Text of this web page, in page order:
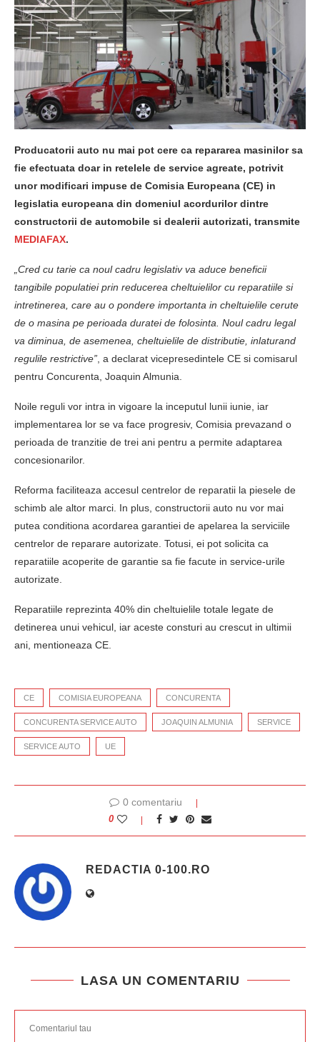
Producatorii auto nu mai pot cere ca repararea masinilor sa
fie efectuata doar in retelele de service agreate, potrivit
unor modificari impuse de Comisia Europeana (CE) in
legislatia europeana din domeniul acordurilor dintre
constructorii de automobile si dealerii autorizati, transmite
MEDIAFAX.
„Cred cu tarie ca noul cadru legislativ va aduce beneficii
tangibile populatiei prin reducerea cheltuielilor cu reparatiile si
intretinerea, care au o pondere importanta in cheltuielile cerute
de o masina pe perioada duratei de folosinta. Noul cadru legal
va diminua, de asemenea, cheltuielile de distributie, inlaturand
regulile restrictive” , a declarat vicepresedintele CE si comisarul
pentru Concurenta, Joaquin Almunia.
Noile reguli vor intra in vigoare la inceputul lunii iunie, iar
implementarea lor se va face progresiv, Comisia prevazand o
perioada de tranzitie de trei ani pentru a permite adaptarea
concesionarilor.
Reforma faciliteaza accesul centrelor de reparatii la piesele de
schimb ale altor marci. In plus, constructorii auto nu vor mai
putea conditiona acordarea garantiei de apelarea la serviciile
centrelor de reparare autorizate. Totusi, ei pot solicita ca
reparatiile acoperite de garantie sa fie facute in service-urile
autorizate.
Reparatiile reprezinta 40% din cheltuielile totale legate de
detinerea unui vehicul, iar aceste consturi au crescut in ultimii
ani, mentioneaza CE.
CE COMISIA EUROPEANA CONCURENTA
CONCURENTA SERVICE AUTO JOAQUIN ALMUNIA SERVICE
SERVICE AUTO UE
0 comentariu
0
REDACTIA 0-100.RO
LASA UN COMENTARIU